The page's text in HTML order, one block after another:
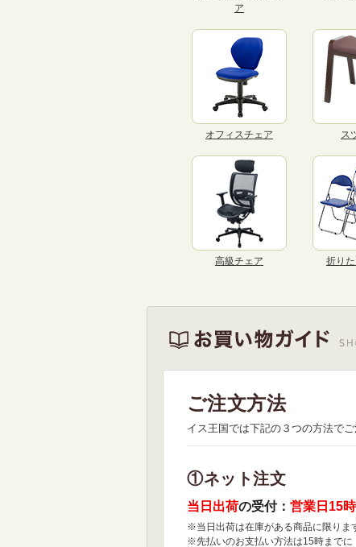
ア
オフィスチェア ス
高級チェア 折り
ご注文方法
イス王国では下記の３つの方法でご
①ネット注文
当日出荷の受付： 営業日15
※当日出荷は在庫がある商品に限りま
※先払いのお支払い方法は15時までに